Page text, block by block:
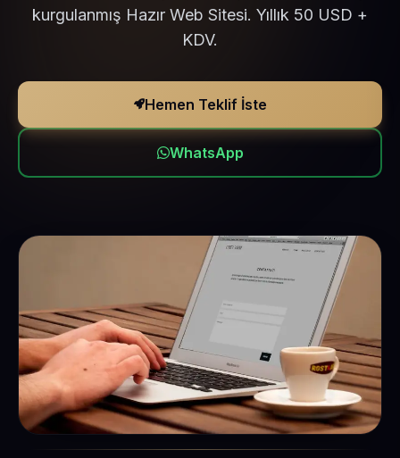
kurgulanmış Hazır Web Sitesi. Yıllık 50 USD +
KDV.
Hemen Teklif İste
WhatsApp